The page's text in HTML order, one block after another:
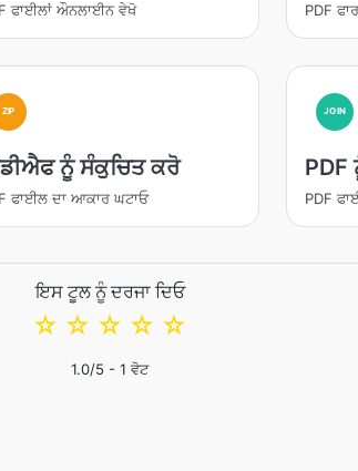
ਫਾਈਲਾਂ ਔਨਲਾਈਨ ਵੇਖੋ PDF
ZIP
ਨੂੰ ਸੰਕੁਚਿਤ ਕਰੋ
ਫਾਈਲ ਦਾ ਆਕਾਰ ਘਟਾਓ
JOIN
PDF
PDF
ਇਸ ਟੂਲ ਨੂੰ ਦਰਜਾ ਦਿਓ
☆
☆
☆
☆
☆
1.0/5 - 1 ਵੋਟ